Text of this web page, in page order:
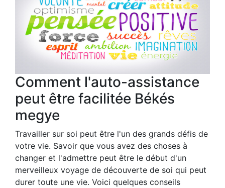
Comment l'auto-assistance
peut être facilitée Békés
megye
Travailler sur soi peut être l'un des grands défis de
votre vie. Savoir que vous avez des choses à
changer et l'admettre peut être le début d'un
merveilleux voyage de découverte de soi qui peut
durer toute une vie. Voici quelques conseils